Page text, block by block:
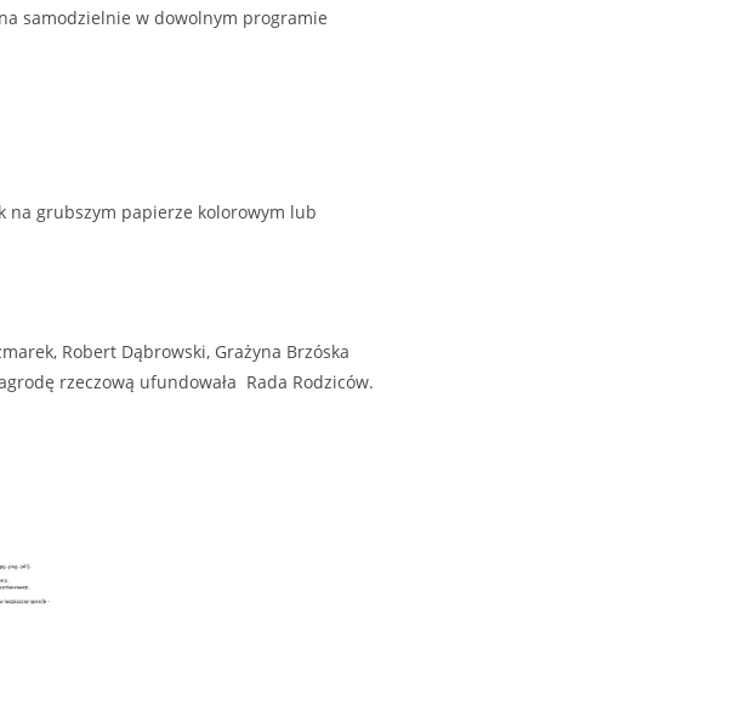
samodzielnie w dowolnym programie
na grubszym papierze kolorowym lub
Robert Dąbrowski, Grażyna Brzóska
rzeczową ufundowała Rada Rodziców.